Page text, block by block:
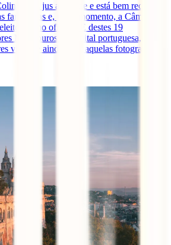
faz jus ao nome e está bem recheada
fantásticas e, neste momento, a Câmara
como oficiais. E destes 19
Miradouros da capital portuguesa, para
vistas, e ainda, tirar aquelas fotografias